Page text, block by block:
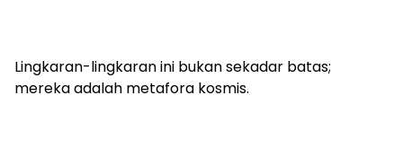
Lingkaran-lingkaran ini bukan sekadar batas;
mereka adalah metafora kosmis.